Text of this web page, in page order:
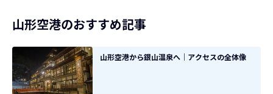
山形空港のおすすめ記事
山形空港から銀山温泉へ｜アクセスの全体像